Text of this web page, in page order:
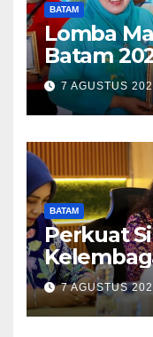
BATAM
Lomba
Batam
Makan
7 AGUSTUS
BATAM
Perkuat
dan
Obat
7 AGUSTUS